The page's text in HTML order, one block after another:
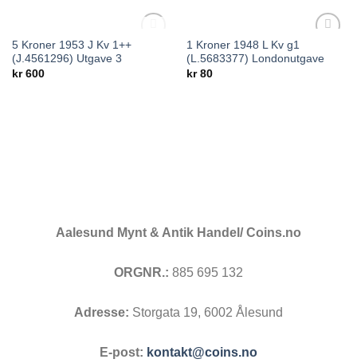
OUT OF STOCK
5 Kroner 1953 J Kv 1++
(J.4561296) Utgave 3
kr600
wishlist
1 Kroner 1948 L Kv g1
(L.5683377) Londonutgave
kr80
Aalesund Mynt & Antik Handel/ Coins.no
ORGNR.: 885 695 132
Adresse: Storgata 19, 6002 Ålesund
E-post: kontakt@coins.no